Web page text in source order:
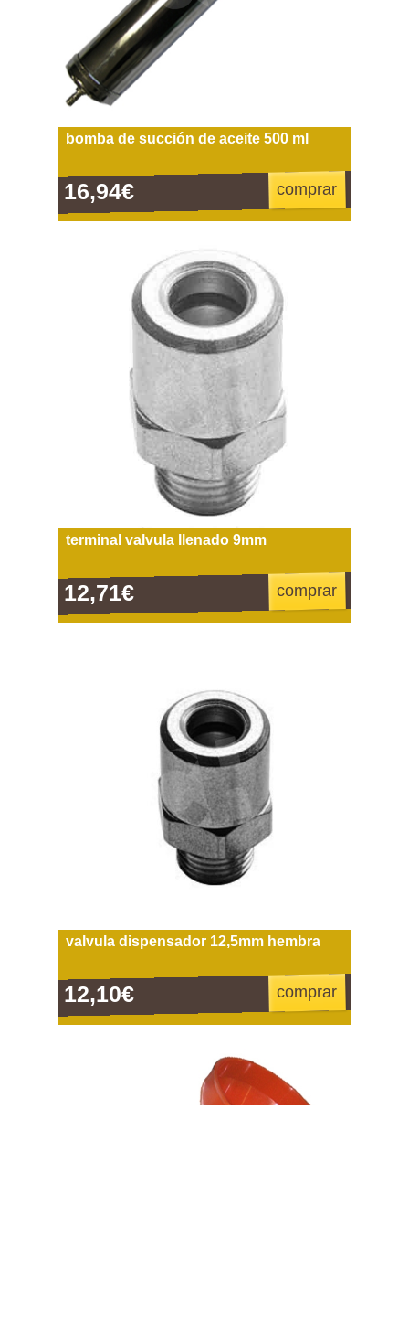
bomba de succión de aceite 500 ml
16,94€ comprar
terminal valvula llenado 9mm
12,71€ comprar
valvula dispensador 12,5mm hembra
12,10€ comprar